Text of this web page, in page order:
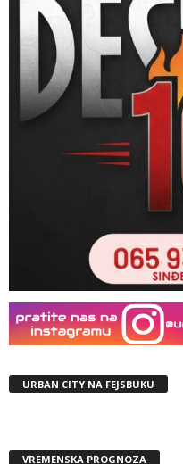
URBAN CITY NA FEJSBUKU
VREMENSKA PROGNOZA